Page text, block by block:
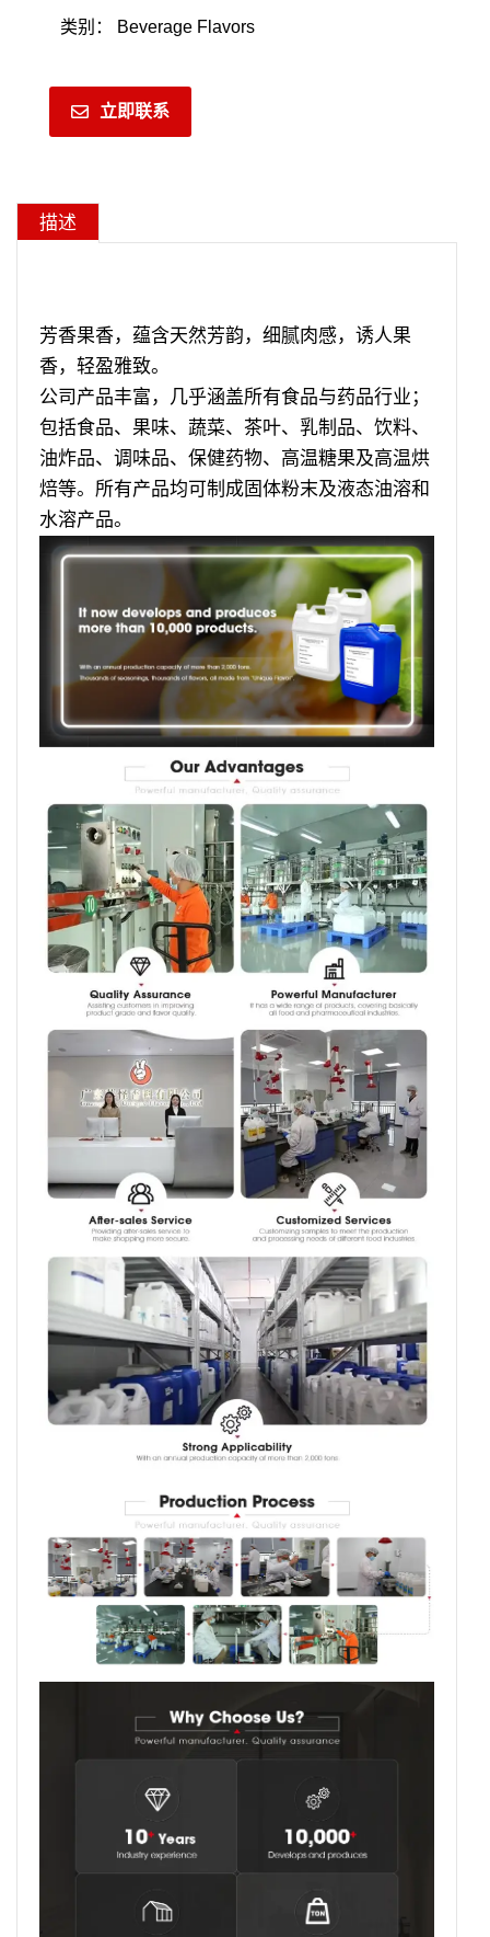
类别： Beverage Flavors
立即联系
描述
芳香果香，蕴含天然芳韵，细腻肉感，诱人果
香，轻盈雅致。
公司产品丰富，几乎涵盖所有食品与药品行业；
包括食品、果味、蔬菜、茶叶、乳制品、饮料、
油炸品、调味品、保健药物、高温糖果及高温烘
焙等。所有产品均可制成固体粉末及液态油溶和
水溶产品。